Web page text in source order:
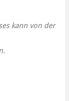
kann von der